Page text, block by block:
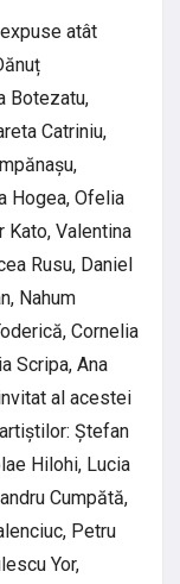
atât
Botezatu,
Catriniu,
Hogea, Ofelia
Kato, Valentina
Rusu, Daniel
Nahum
Cornelia
Scripa, Ana
al acestei
Ștefan
Hilohi, Lucia
Cumpătă,
Petru
Yor,